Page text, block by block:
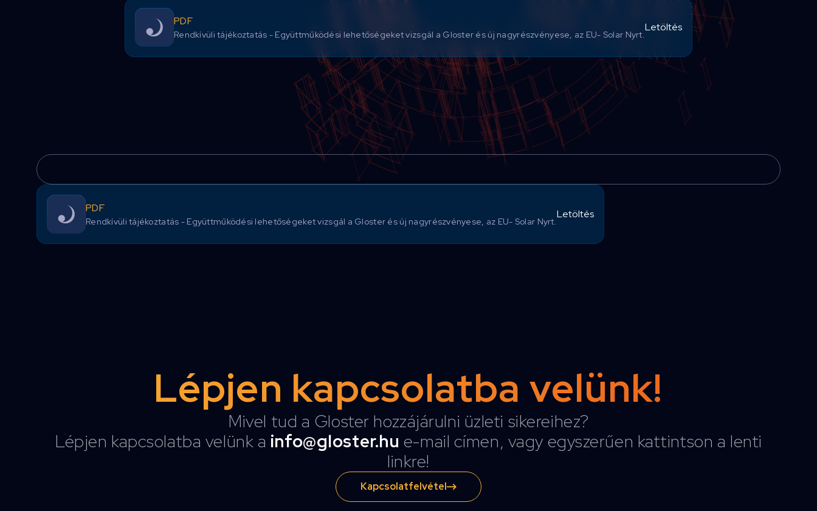
PDF
Rendkívüli tájékoztatás - Együttműködési lehetőségeket vizsgál a Gloster és új nagyrészvényese, az EU- Solar Nyrt.
Letöltés
PDF
Rendkívüli tájékoztatás - Együttműködési lehetőségeket vizsgál a Gloster és új nagyrészvényese, az EU- Solar Nyrt.
Letöltés
Lépjen kapcsolatba velünk!
Mivel tud a Gloster hozzájárulni üzleti sikereihez?
Lépjen kapcsolatba velünk a info@gloster.hu e-mail címen, vagy egyszerűen kattintson a lenti
linkre!
Kapcsolatfelvétel